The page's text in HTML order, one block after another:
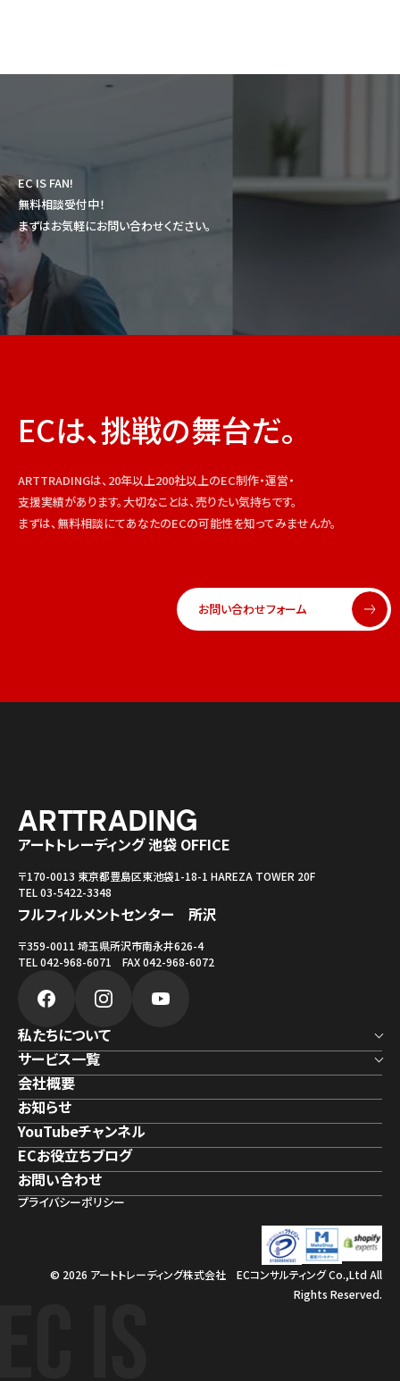
EC IS FAN!
無料相談受付中！
まずはお気軽にお問い合わせください。
ECは、挑戦の舞台だ。
ARTTRADINGは、20年以上200社以上のEC制作・運営・
支援実績があります。大切なことは、売りたい気持ちです。
まずは、無料相談にてあなたのECの可能性を知ってみませんか。
お問い合わせフォーム
アートトレーディング 池袋 OFFICE
〒170-0013 東京都豊島区東池袋1-18-1 HAREZA TOWER 20F
TEL 03-5422-3348
フルフィルメントセンター 所沢
〒359-0011 埼玉県所沢市南永井626-4
TEL 042-968-6071 FAX 042-968-6072
私たちについて
サービス一覧
会社概要
お知らせ
YouTubeチャンネル
ECお役立ちブログ
お問い合わせ
プライバシーポリシー
© 2026 アートトレーディング株式会社 ECコンサルティング Co.,Ltd All
Rights Reserved.